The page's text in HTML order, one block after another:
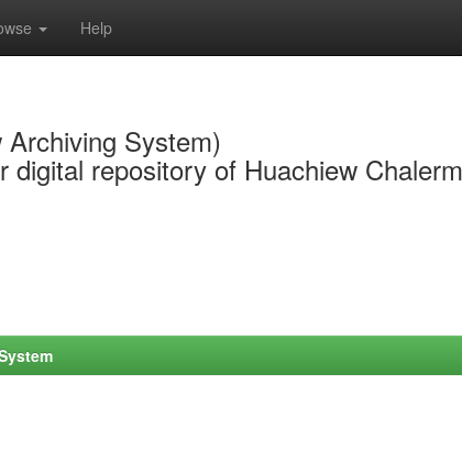
Help
Archiving System)
digital repository of Huachiew